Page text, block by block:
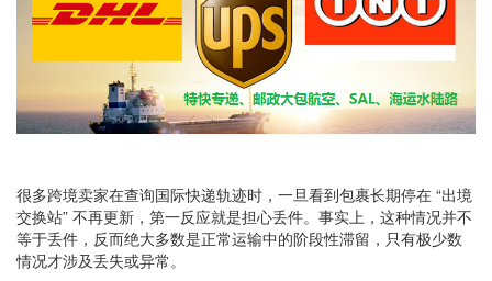
很多跨境卖家在查询国际快递轨迹时，一旦看到包裹长期停在 “出境
交换站” 不再更新，第一反应就是担心丢件。事实上，这种情况并不
等于丢件，反而绝大多数是正常运输中的阶段性滞留，只有极少数
情况才涉及丢失或异常。